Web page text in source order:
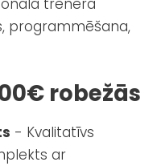
trenera
programmēšana,
robežās
- Kvalitatīvs
ar